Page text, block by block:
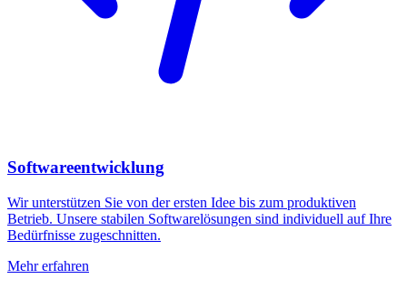
Softwareentwicklung
Wir unterstützen Sie von der ersten Idee bis zum produktiven
Betrieb. Unsere stabilen Softwarelösungen sind individuell auf Ihre
Bedürfnisse zugeschnitten.
Mehr erfahren